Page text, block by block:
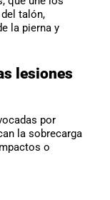
talón,
la pierna y
lesiones
por
la sobrecarga
o